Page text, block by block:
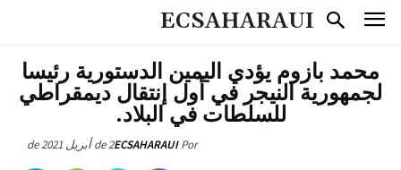
ECSAHARAUI
محمد بازوم يؤدي اليمين الدستورية رئيسا
لجمهورية النيجر في أول إنتقال ديمقراطي
للسلطات في البلاد.
Por
ECSAHARAUI2 de أبريل de 2021